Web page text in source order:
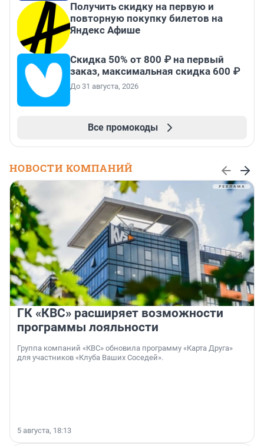
Получить скидку на первую и
повторную покупку билетов на
Яндекс Афише
Скидка 50% от 800 ₽ на первый
заказ, максимальная скидка 600 ₽
До 31 августа, 2026
Все промокоды
НОВОСТИ КОМПАНИЙ
ГК «КВС» расширяет возможности
программы лояльности
Группа компаний «КВС» обновила программу «Карта Друга»
для участников «Клуба Ваших Соседей».
5 августа, 18:13